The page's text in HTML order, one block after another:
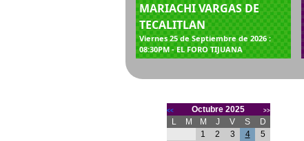
MARIACHI VARGAS DE
TECALITLAN
Viernes 25 de Septiembre de 2026 :
08:30PM - EL FORO TIJUANA
<< Octubre 2025 >>
L M M J V S
D
1
2 3 4
5